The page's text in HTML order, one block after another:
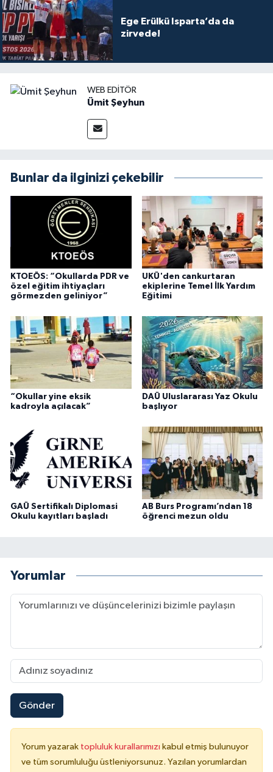
Ege Erülkü Isparta’da da
zirvede!
WEB EDITÖR
Ümit Şeyhun
Bunlar da ilginizi çekebilir
KTOEÖS: “Okullarda PDR ve
özel eğitim ihtiyaçları
görmezden geliniyor”
UKÜ'den cankurtaran
ekiplerine Temel İlk Yardım
Eğitimi
“Okullar yine eksik
kadroyla açılacak”
DAÜ Uluslararası Yaz Okulu
başlıyor
GAÜ Sertifikalı Diplomasi
Okulu kayıtları başladı
AB Burs Programı’ndan 18
öğrenci mezun oldu
Yorumlar
Gönder
Yorum yazarak topluluk kurallarımızı kabul etmiş bulunuyor
ve tüm sorumluluğu üstleniyorsunuz. Yazılan yorumlardan